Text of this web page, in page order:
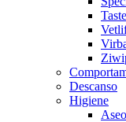
Descanso
Higiene
Aseo